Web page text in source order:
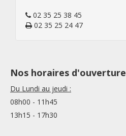
02 35 25 38 45
02 35 25 24 47
Nos horaires d'ouverture
Du Lundi au jeudi :
08h00 - 11h45
13h15 - 17h30